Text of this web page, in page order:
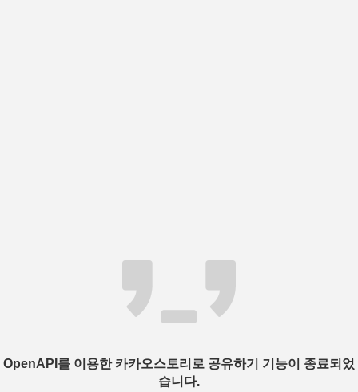
OpenAPI를 이용한 카카오스토리로 공유하기 기능이 종료되었
습니다.